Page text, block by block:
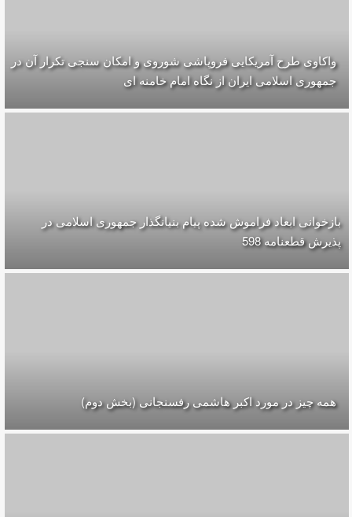
واکاوی طرح آمریکایی فروپاشی شوروی و امکان سنجی تکرار آن در
جمهوری اسلامی ایران از نگاه امام خامنه ای
بازخوانی ابعاد فراموش شده پیام بنیانگذار جمهوری اسلامی در
پذیرش قطعنامه 598
همه چیز در مورد اکبر هاشمی رفسنجانی (بخش دوم)